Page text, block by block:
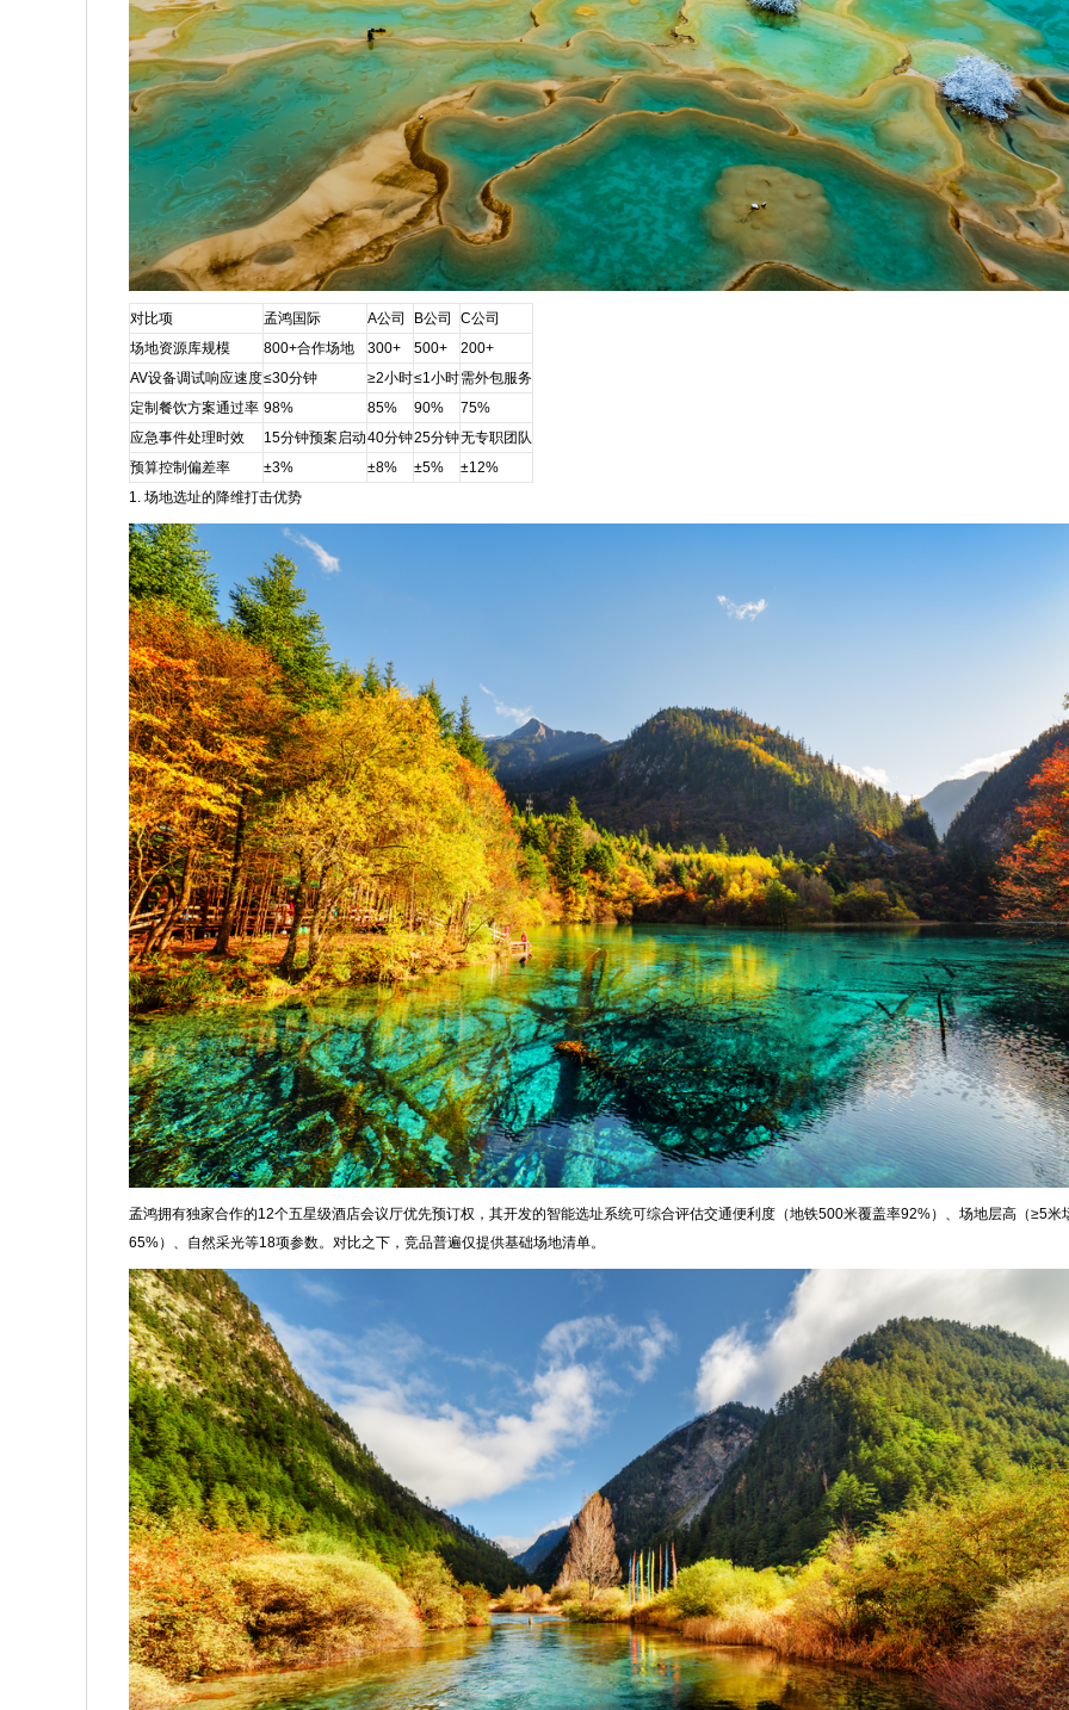
对比项 孟鸿国际 A公司 B公司
C公司
场地资源库规模
800+合作场地 300+ 500+
200+
AV设备调试响应速度≤30分钟 ≥2小时≤1小时需外包服务
定制餐饮方案通过率 98% 85% 90%
75%
应急事件处理时效
15分钟预案启动40分钟25分钟无专职团队
预算控制偏差率
±3% ±8% ±5%
±12%
1. 场地选址的降维打击优势
孟鸿拥有独家合作的12个五星级酒店会议厅优先预订权，其开发的智能选址系统可综合评估交通便利度（地铁500米覆盖率92%）、场地层高（≥5米
65%）、自然采光等18项参数。对比之下，竞品普遍仅提供基础场地清单。